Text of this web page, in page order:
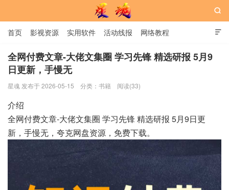
星魂网

首页 影视资源 实用软件 活动线报 网络教程
用户中心 书籍 娱乐

全网付费文章-大佬文集圈 学习先锋 精选研报 5月9
日更新，手慢无
星魂 发布于 2026-05-15 分类： 书籍 阅读(33)
介绍
全网付费文章-大佬文集圈 学习先锋 精选研报 5月9日更
新，手慢无，夸克网盘资源，免费下载。